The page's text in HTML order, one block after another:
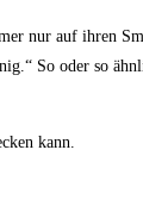
nur auf ihren
So oder so
kann.